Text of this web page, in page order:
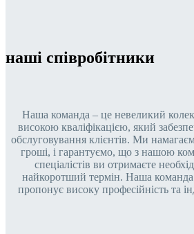
наші співробітники
Наша команда – це невеликий
високою кваліфікацією, який
обслуговування клієнтів. Ми
гроші, і гарантуємо, що з нашою
спеціалістів ви отримаєте
найкоротший термін. Наша команда
пропонує високу професійність та